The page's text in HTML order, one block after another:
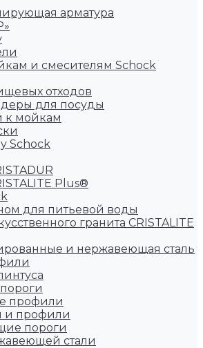
арматура
и смесителям Schock
отходов
для посуды
к мойкам
Schock
Plus®
для питьевой воды
гранита CRISTALITE
и нержавеющая сталь
профили
и профили
пороги
стали